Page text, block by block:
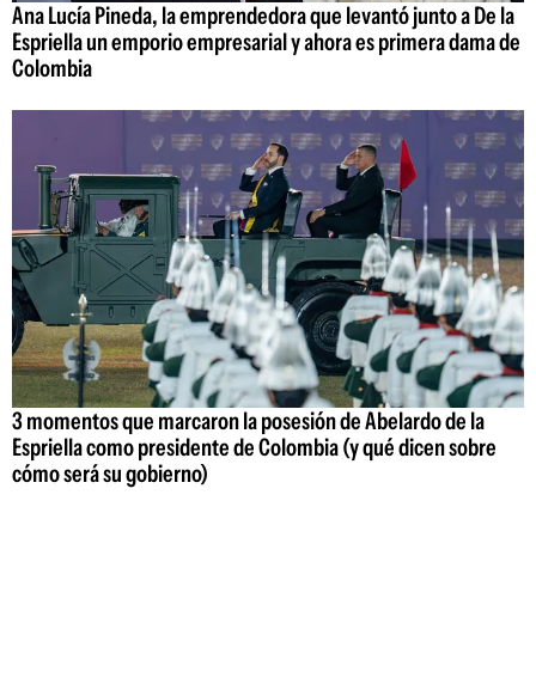
Ana Lucía Pineda, la emprendedora que levantó junto a De la
Espriella un emporio empresarial y ahora es primera dama de
Colombia
3 momentos que marcaron la posesión de Abelardo de la
Espriella como presidente de Colombia (y qué dicen sobre
cómo será su gobierno)